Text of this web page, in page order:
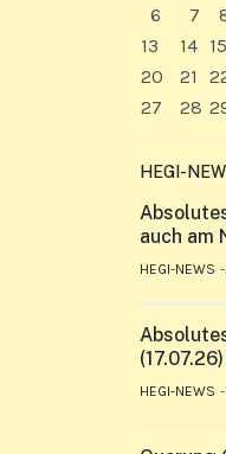
6
7
13
14 15
20
21
27
28
HEGI-
auch am
HEGI-NEWS
(17.07.26)
HEGI-NEWS